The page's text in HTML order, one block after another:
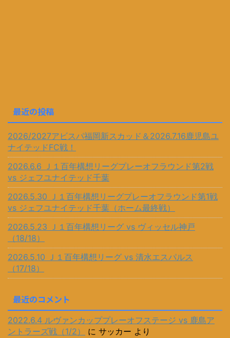
最近の投稿
2026/2027アビスパ福岡新スカッド＆2026.7.16鹿児島ユ
ナイテッドFC戦！
2026.6.6 Ｊ１百年構想リーグプレーオフラウンド第2戦
vs ジェフユナイテッド千葉
2026.5.30 Ｊ１百年構想リーグプレーオフラウンド第1戦
vs ジェフユナイテッド千葉（ホーム最終戦）
2026.5.23 Ｊ１百年構想リーグ vs ヴィッセル神戸
（18/18）
2026.5.10 Ｊ１百年構想リーグ vs 清水エスパルス
（17/18）
最近のコメント
2022.6.4 ルヴァンカッププレーオフステージ vs 鹿島ア
ントラーズ戦（1/2）
に サッカー より